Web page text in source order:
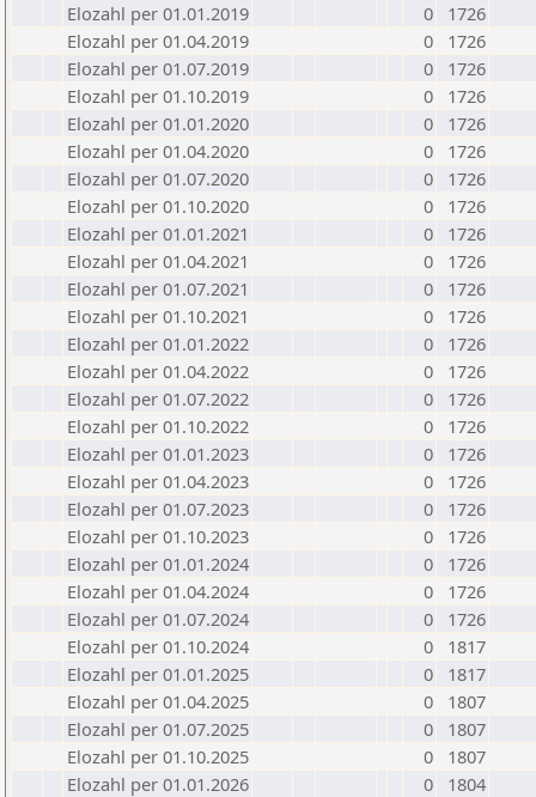
Elozahl per 01.01.2019
0
1726
Elozahl per 01.04.2019
0
1726
Elozahl per 01.07.2019
0
1726
Elozahl per 01.10.2019
0
1726
Elozahl per 01.01.2020
0
1726
Elozahl per 01.04.2020
0
1726
Elozahl per 01.07.2020
0
1726
Elozahl per 01.10.2020
0
1726
Elozahl per 01.01.2021
0
1726
Elozahl per 01.04.2021
0
1726
Elozahl per 01.07.2021
0
1726
Elozahl per 01.10.2021
0
1726
Elozahl per 01.01.2022
0
1726
Elozahl per 01.04.2022
0
1726
Elozahl per 01.07.2022
0
1726
Elozahl per 01.10.2022
0
1726
Elozahl per 01.01.2023
0
1726
Elozahl per 01.04.2023
0
1726
Elozahl per 01.07.2023
0
1726
Elozahl per 01.10.2023
0
1726
Elozahl per 01.01.2024
0
1726
Elozahl per 01.04.2024
0
1726
Elozahl per 01.07.2024
0
1726
Elozahl per 01.10.2024
0
1817
Elozahl per 01.01.2025
0
1817
Elozahl per 01.04.2025
0
1807
Elozahl per 01.07.2025
0
1807
Elozahl per 01.10.2025
0
1807
Elozahl per 01.01.2026
0
1804